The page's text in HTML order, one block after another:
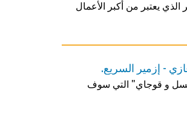
الذي يعتبر من أكبر الأعمال
- إزمير السريع.
و قوجاي" التي سوف